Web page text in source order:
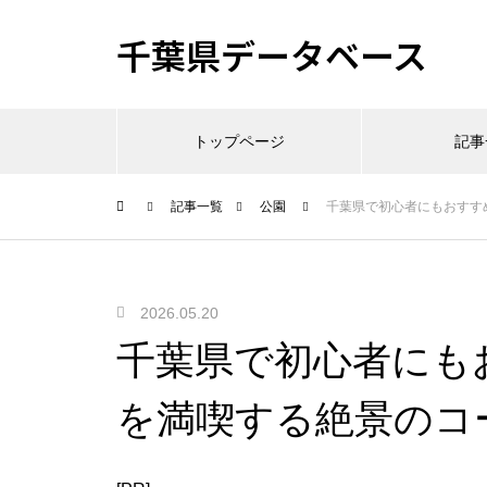
千葉県データベース
トップページ 記
記事一覧 公園 千葉県で初心者にもおす
2026.05.20
千葉県で初心者に
を満喫する絶景の